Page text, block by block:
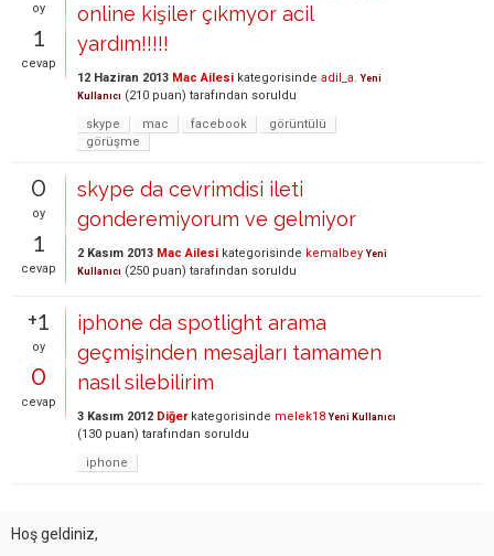
oy
1
cevap
online kişiler çıkmyor acil
yardım!!!!!
12 Haziran 2013 Mac Ailesi kategorisinde adil_a. Yeni
Kullanıcı (210 puan) tarafından soruldu
skype
mac facebook
görüntülü
görüşme
0
oy
1
cevap
skype da cevrimdisi ileti
gonderemiyorum ve gelmiyor
2 Kasım 2013 Mac Ailesi kategorisinde kemalbey Yeni
Kullanıcı (250 puan) tarafından soruldu
+1
oy
0
cevap
iphone da spotlight arama
geçmişinden mesajları tamamen
nasıl silebilirim
3 Kasım 2012 Diğerkategorisinde melek18 Yeni Kullanıcı
(130 puan) tarafından soruldu
iphone
Hoş geldiniz,